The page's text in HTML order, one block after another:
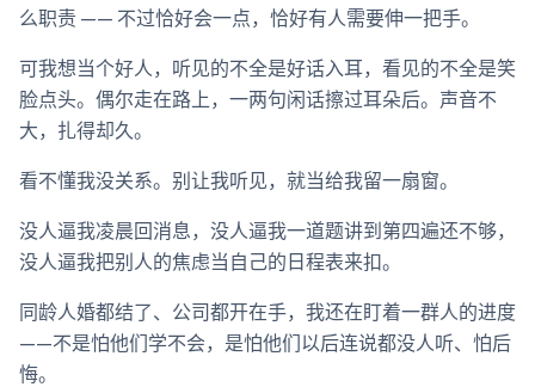
么职责 —— 不过恰好会一点，恰好有人需要伸一把手。
可我想当个好人，听见的不全是好话入耳，看见的不全是笑
脸点头。偶尔走在路上，一两句闲话擦过耳朵后。声音不
大，扎得却久。
看不懂我没关系。别让我听见，就当给我留一扇窗。
没人逼我凌晨回消息，没人逼我一道题讲到第四遍还不够，
没人逼我把别人的焦虑当自己的日程表来扣。
同龄人婚都结了、公司都开在手，我还在盯着一群人的进度
——不是怕他们学不会，是怕他们以后连说都没人听、怕后
悔。